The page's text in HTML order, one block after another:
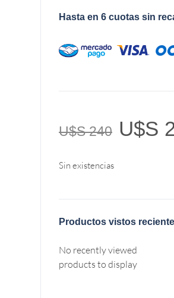
Hasta en 6 cuotas sin
U$S240 U$S
Sin existencias
Productos vistos
No recently viewed
products to display